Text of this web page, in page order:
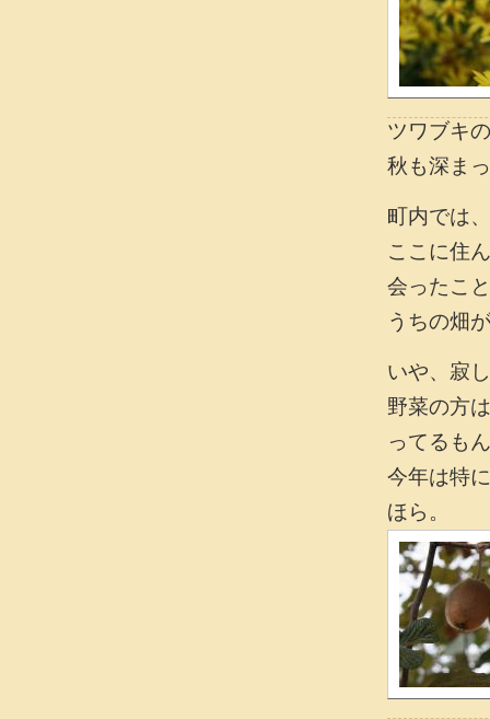
ツワブキ
秋も深ま
町内では
ここに住
会ったこ
うちの畑
いや、寂
野菜の方
ってるも
今年は特
ほら。